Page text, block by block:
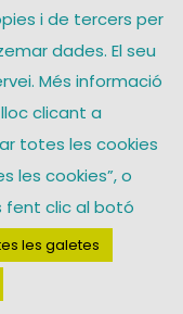
– Una web de
i de tercers per
dades. El seu
Més informació
clicant a
totes les cookies
les cookies”, o
fent clic al botó
les galetes